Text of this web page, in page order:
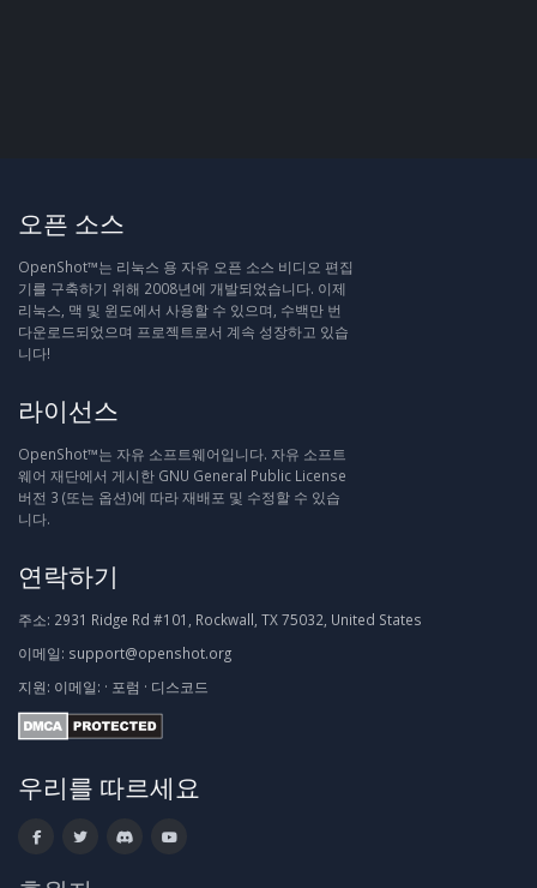
오픈 소스
OpenShot™는 리눅스 용 자유 오픈 소스 비디오 편집
기를 구축하기 위해 2008년에 개발되었습니다. 이제
리눅스, 맥 및 윈도에서 사용할 수 있으며, 수백만 번
다운로드되었으며 프로젝트로서 계속 성장하고 있습
니다!
라이선스
OpenShot™는 자유 소프트웨어입니다. 자유 소프트
웨어 재단에서 게시한 GNU General Public License
버전 3 (또는 옵션)에 따라 재배포 및 수정할 수 있습
니다.
연락하기
주소: 2931 Ridge Rd #101, Rockwall, TX 75032, United States
이메일: support@openshot.org
지원: 이메일: · 포럼 · 디스코드
우리를 따르세요